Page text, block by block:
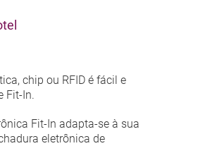
chip ou RFID é fácil e
Fit-In.
Fit-In adapta-se à sua
eletrônica de